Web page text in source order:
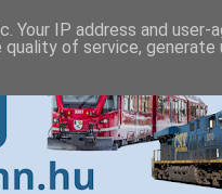
Your IP address and user-
of service, generate